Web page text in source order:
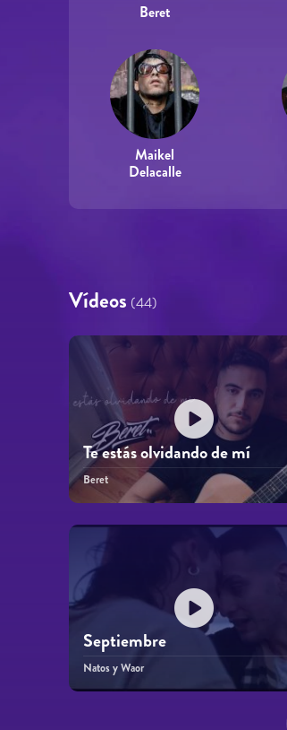
Beret
Maikel
Delacalle
Vídeos (44)
Te estás olvidando de mí
Beret
Septiembre
Natos y Waor